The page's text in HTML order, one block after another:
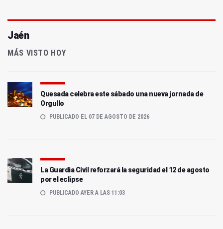
Jaén
MÁS VISTO HOY
Quesada celebra este sábado una nueva jornada de
Orgullo
PUBLICADO EL 07 DE AGOSTO DE 2026
La Guardia Civil reforzará la seguridad el 12 de agosto
por el eclipse
PUBLICADO AYER A LAS 11:03